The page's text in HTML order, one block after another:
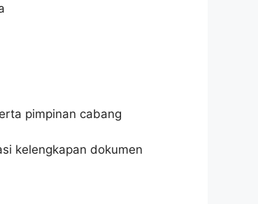
pimpinan cabang
kelengkapan dokumen